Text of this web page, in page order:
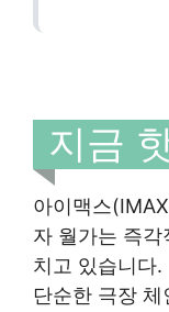
지금
아이맥스
자 월가는 즉
치고 있습니다.
단순한 극장